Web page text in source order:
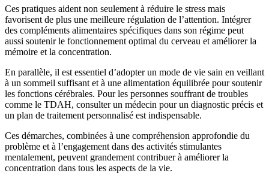
Ces pratiques aident non seulement à réduire le stress mais
favorisent de plus une meilleure régulation de l’attention. Intégrer
des compléments alimentaires spécifiques dans son régime peut
aussi soutenir le fonctionnement optimal du cerveau et améliorer la
mémoire et la concentration.
En parallèle, il est essentiel d’adopter un mode de vie sain en veillant
à un sommeil suffisant et à une alimentation équilibrée pour soutenir
les fonctions cérébrales. Pour les personnes souffrant de troubles
comme le TDAH, consulter un médecin pour un diagnostic précis et
un plan de traitement personnalisé est indispensable.
Ces démarches, combinées à une compréhension approfondie du
problème et à l’engagement dans des activités stimulantes
mentalement, peuvent grandement contribuer à améliorer la
concentration dans tous les aspects de la vie.